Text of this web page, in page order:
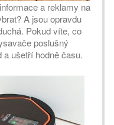
a reklamy na
A jsou opravdu
Pokud víte, co
poslušný
ušetří hodně času.